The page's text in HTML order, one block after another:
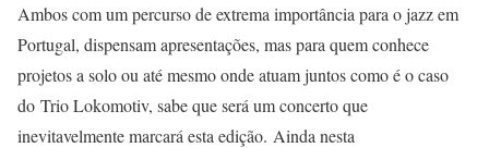
Ambos com um percurso de extrema importância para o jazz em
Portugal, dispensam apresentações, mas para quem conhece
projetos a solo ou até mesmo onde atuam juntos como é o caso
do Trio Lokomotiv, sabe que será um concerto que
inevitavelmente marcará esta edição. Ainda nesta